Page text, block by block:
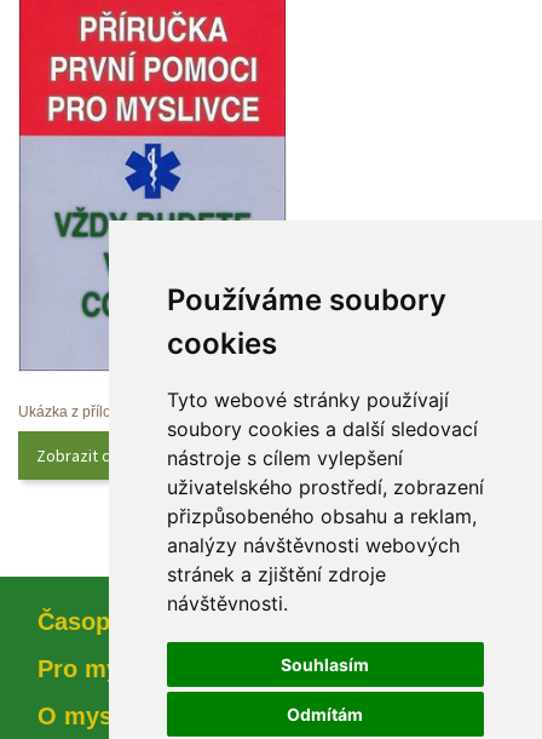
Používáme soubory
cookie
Tyto webové stránky používají
oubory cookies a další sledovací
nástroje s cílem vylepšení
uživatelského prostředí, zobrazení
přizpůsobeného obsahu a reklam,
analýzy návštěvnosti webových
tránek a zjištění zdroje
návštěvnosti.
Souhlasím
Odmítám
Ukázka z přílohy
Zobrazit celý obsah
Časopi
Pro myslivce
O myslivosti